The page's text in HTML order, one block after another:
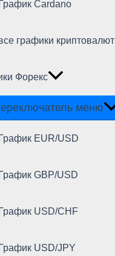
График Cardano
графики криптовалют
Форекс
меню
График EUR/USD
График GBP/USD
График USD/CHF
График USD/JPY